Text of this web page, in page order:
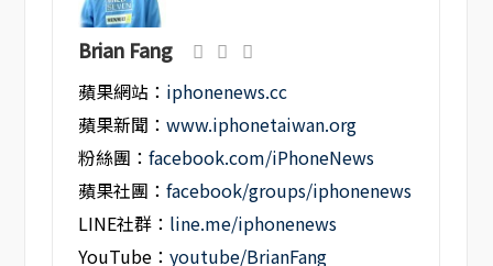
Brian Fang
蘋果網站： iphonenews.cc
蘋果新聞：www.iphonetaiwan.org
粉絲團：facebook.com/iPhoneNews
蘋果社團：facebook/groups/iphonenews
LINE社群： line.me/iphonenews
YouTube：youtube/BrianFang